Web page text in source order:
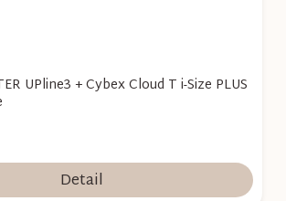
UPline3 + Cybex Cloud T i-Size PLUS
Detail